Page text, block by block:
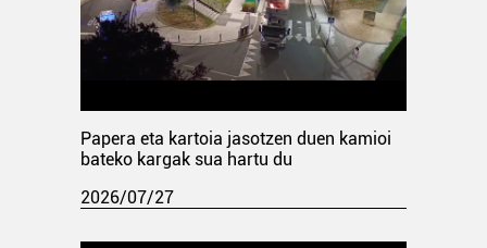
Papera eta kartoia jasotzen duen kamioi
bateko kargak sua hartu du
2026/07/27